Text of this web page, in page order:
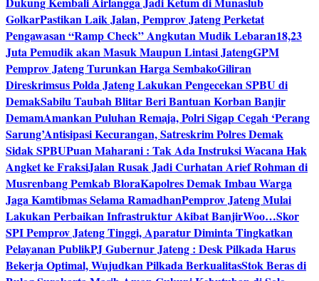
GolkarPastikan Laik Jalan, Pemprov Jateng Perketat
Pengawasan “Ramp Check” Angkutan Mudik Lebaran18,23
Juta Pemudik akan Masuk Maupun Lintasi JatengGPM
Pemprov Jateng Turunkan Harga SembakoGiliran
Direskrimsus Polda Jateng Lakukan Pengecekan SPBU di
DemakSabilu Taubah Blitar Beri Bantuan Korban Banjir
DemamAmankan Puluhan Remaja, Polri Sigap Cegah ‘Perang
Sarung’Antisipasi Kecurangan, Satreskrim Polres Demak
Sidak SPBUPuan Maharani : Tak Ada Instruksi Wacana Hak
Angket ke FraksiJalan Rusak Jadi Curhatan Arief Rohman di
Musrenbang Pemkab BloraKapolres Demak Imbau Warga
Jaga Kamtibmas Selama RamadhanPemprov Jateng Mulai
Lakukan Perbaikan Infrastruktur Akibat BanjirWoo…Skor
SPI Pemprov Jateng Tinggi, Aparatur Diminta Tingkatkan
Pelayanan PublikPJ Gubernur Jateng : Desk Pilkada Harus
Bekerja Optimal, Wujudkan Pilkada BerkualitasStok Beras di